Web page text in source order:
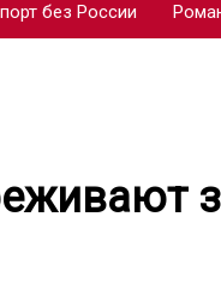
без России